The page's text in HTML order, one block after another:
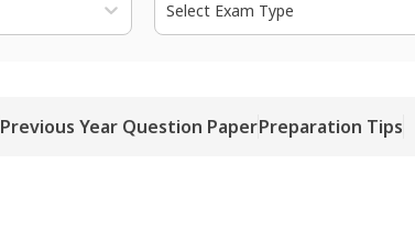
Select Exam Type
Previous Year Question PaperPreparation Tips